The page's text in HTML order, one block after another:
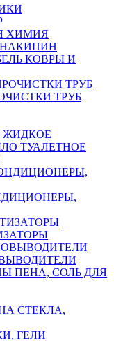
ХИМИЯ
КОВРЫ И
ТРУБ
ТУАЛЕТНОЕ
ПЕНА, СОЛЬ ДЛЯ
СТЕКЛА,